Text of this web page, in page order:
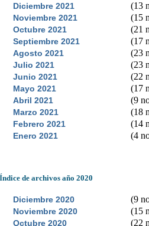
Diciembre 2021 (13
Noviembre 2021 (15
Octubre 2021 (21
Septiembre 2021 (17
Agosto 2021 (23
Julio 2021 (23
Junio 2021 (22
Mayo 2021 (17
Abril 2021 (9
Marzo 2021 (18
Febrero 2021 (14
Enero 2021 (4
Índice de archivos año 2020
Diciembre 2020 (9
Noviembre 2020 (15
Octubre 2020 (22